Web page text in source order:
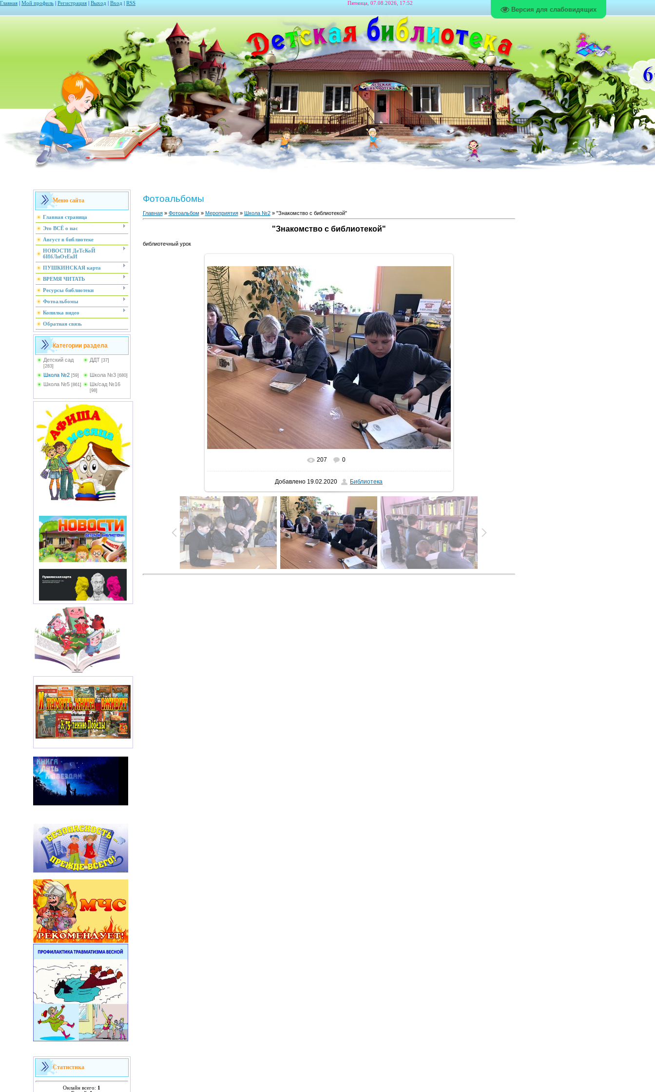
Версия для слабовидящих
Главная Мой профиль Регистрация Выход Вход RSS Пятница, 07.08.2026, 17:52
Меню сайта
Главная страница
Это ВСЁ о нас
Август в библиотеке
НОВОСТИ ДеТсКоЙ
бИбЛиОтЕкИ
ПУШКИНСКАЯ карта
ВРЕМЯ ЧИТАТЬ
Ресурсы библиотеки
Фотоальбомы
Копилка видео
Обратная связь
Категории раздела
Детский сад
[283]
ДДТ [37]
Школа №2 [59] Школа №3 [680]
Школа №5 [861] Шк/сад №16
[98]
Статистика
Онлайн всего: 1
Фотоальбомы
Главная» Фотоальбом » Мероприятия» Школа №2» "Знакомство с библиотекой"
"Знакомство с библиотекой"
библиотечный урок
В реальном размере 1600x1200
207 0
Добавлено 19.02.2020 Библиотека